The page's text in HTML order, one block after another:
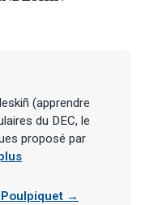
(apprendre
du DEC, le
proposé par
→